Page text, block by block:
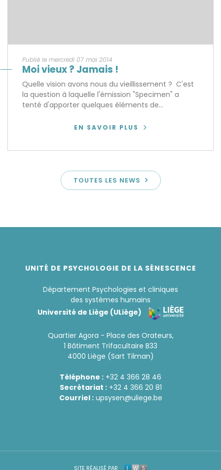
Publié le mercredi 07 mai 2014
Moi vieux ? Jamais !
Quelle vision avons nous du vieillissement ? C'est
la question à laquelle l'émission "Specimen" a
tenté d'apporter quelques éléments de...
EN SAVOIR PLUS
TOUTES LES NEWS
UNITÉ DE PSYCHOLOGIE DE LA SÉNESCENCE
Département Psychologies et cliniques
des systèmes humains
Université de Liège (ULiège)
Quartier Agora - Place des Orateurs,
1 Bâtiment Trifacultaire B33
4000 Liège (Sart Tilman)
Téléphone : +32 4 366 28 46
Secrétariat :+32 4 366 20 81
Courriel :upsysen@uliege.be
SITE RÉALISÉ PAR